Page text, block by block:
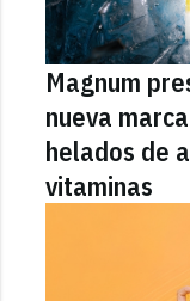
Magnum
nueva
helados de
vitaminas